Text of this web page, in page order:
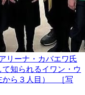
リーナ・カバエワ氏
て知られるイワン・ウ
から３人目） ［写